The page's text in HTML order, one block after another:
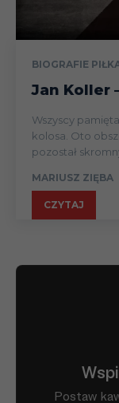
BIOGRAFIE
Jan Koller
Wszyscy
kolosa. Oto
pozostał
MARIUSZ ZIĘBA
CZYTAJ